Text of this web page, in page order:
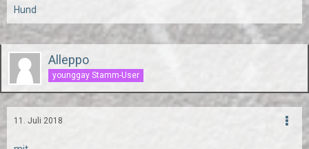
Hund
Alleppo
younggay Stamm-User
11. Juli 2018